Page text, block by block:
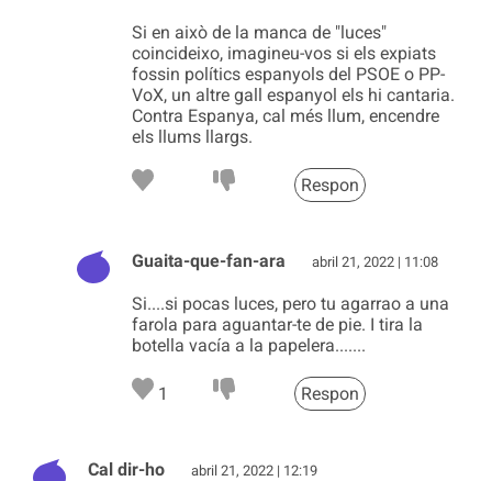
Si en això de la manca de "luces"
coincideixo, imagineu-vos si els expiats
fossin polítics espanyols del PSOE o PP-
VoX, un altre gall espanyol els hi cantaria.
Contra Espanya, cal més llum, encendre
els llums llargs.
Respon
Guaita-que-fan-ara abril 21, 2022 | 11:08
Si....si pocas luces, pero tu agarrao a una
farola para aguantar-te de pie. I tira la
botella vacía a la papelera.......
1 Respon
Cal dir-ho abril 21, 2022 | 12:19